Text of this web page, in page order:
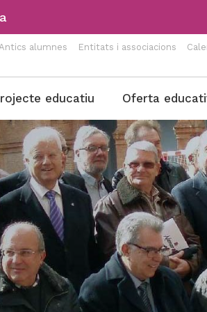
alumnes Entitats i associacions
educatiu Oferta